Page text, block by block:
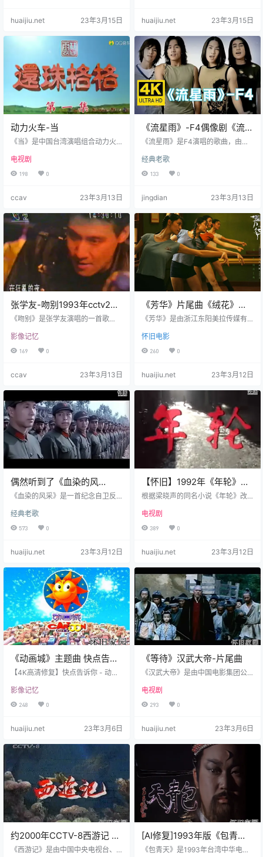
秋，在李小龙、成龙，李连杰，甄
继的努力下诞生了无数的功夫片的
经典。 2008年5月，美国一家著名
娱乐杂志《娱乐周刊》就曾评出过
电影史上最优秀的19部功夫片，其
中，华语片就包办了14个席位。
李…
huaijiu.net 23年3月15日
剧情，出色的演绎，成就了一个宝
又是一首街知巷闻，朗朗上口的歌
曲，这部电视剧成功的捧出了不少
新人，除寇世勋外，张晨光，戚美
珍都是由这部剧打入内地的。而对
于张晨光来说，后来的台湾言情剧
基本是他…
huaijiu.net 23年3月15日
动力火车-当
《当》是中国台湾演唱组合动力火
视剧《还珠格格》第一部的片头曲
和《新还珠格格》的插曲之一，歌
月16日上华唱片发行的原声带专辑
续剧全纪录》中，后收录于动力火
车2004年4月发行的精选加翻唱专
辑《就是红光辉全记录》中。2019
年11月，该曲获1978卓越大奖“新时
代电视”建…
电视剧
198 0
ccav 23年3月13日
《流星雨》-F4偶像剧《流星
花园》的插曲
《流星雨》是F4演唱的歌曲，由邬
2001年8月27日发行的同名专辑
《流星雨》中，是偶像剧《流星花
年度20大金曲奖 [2] ；12月29日，
国语歌曲。 《流星雨》翻唱自平井
坚的日语歌曲《Gaining Through L
osing》，新索唱片购买了这首歌的
一次性使用权，然…
经典老歌
133 0
jingdian 23年3月13日
张学友-吻别1993年cctv2播
出版
《吻别》是张学友演唱的一首歌
编曲，收录在张学友1993年3月5日
发行的同名专辑《吻别》中。1994
年，该曲获得第五届台湾金曲奖最
曲IFPI国际歌曲大奖等奖项 [1] ；殷
奖最佳编曲人奖 。 殷文琦创作《吻
别》的初衷来自电影《末代皇
帝》。1988年，《末代皇帝》获得
第60届奥斯卡最佳影片、最佳导
演、最佳原始音乐…
影像记忆
169 0
ccav 23年3月13日
《芳华》片尾曲《绒花》
1080P+版本
《芳华》是由浙江东阳美拉传媒有
导，严歌苓编剧，黄轩、苗苗、钟
楚曦主演。 《绒花》是李谷一演唱
的歌曲，由刘国富、田农作词，王
主题曲。1980年2月16日，该曲入
电台主办的“听众最喜爱的广播歌曲”
。2019年1月20日，该曲提名1978
卓越大奖改革开放40年全国十佳影
视金曲。 该影片根据严歌苓同名小
说改编，…
怀旧电影
260 0
huaijiu.net 23年3月12日
偶然听到了《血染的风
采》，十分感人，后查阅相
《血染的风采》是一首纪念自卫反
解放军一级战斗英雄。作曲：苏
越，作词：陈哲。为了这个视频，
找了所有的音乐APP，都没有这歌
音质有些欠缺。视频资料源自电影
经典老歌
573 0
huaijiu.net 23年3月12日
【怀旧】1992年《年轮》
（歌曲）
根据梁晓声的同名小说《年轮》改
知青的聚散离合的故事。 20世纪60
年代初，关东某省会城市，生活着
几名无忧无虑却又为饥饿所折磨的
徐克。他们调皮捣蛋，同进同退，
报告，文静贤淑的郝梅则默默地站
在一旁，看少年们匆匆跑过灰色的
童年时代。在此之后，各种运动此
起彼伏，从不停歇，少年们在口号
声中…
电视剧
389 0
huaijiu.net 23年3月12日
《动画城》主题曲 快点告诉
你（高清央视版）
【4K高清修复】快点告诉你 - 动画
画可多了，像《西游记》、《哪吒
传奇》、《小虎还乡》、《海尔兄
之作，数都数不过来。 就拿《哪吒
0后孩子对于哪吒这一神话人物的初
步形象，也让那句“少年英雄小哪吒”
传遍全国。 而且不光有国产动画，
还有《飞天小女警》、《太空嘻哈
族》之类的国外动画，…
影像记忆
248 0
huaijiu.net 23年3月6日
《等待》汉武大帝-片尾曲
《汉武大帝》是由中国电影集团公
电影投资有限公司、北京华录百纳
影视有限公司、上海金德影业投资
的历史题材电视剧。《等待》是一
宏光作曲的歌曲，是电视剧《汉武
大帝》的片尾曲，该歌曲被收录于
韩磊2005年专辑《帝王之声》。 该
剧讲述了汉武帝刘彻54年的统治历
程。汉武帝的雄才大略使汉朝成为
当…
电视剧
293 0
huaijiu.net 23年3月6日
约2000年CCTV-8西游记 片
头
《西游记》是由中国中央电视台、
[AI修复]1993年版《包青
天》主题曲
《包青天》是1993年台湾中华电视